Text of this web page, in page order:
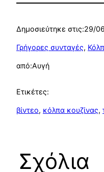
Δημοσιεύτηκε στις:29/
Γρήγορες συνταγές,
από:Αυγή
Ετικέτες:
βίντεο, κόλπα κουζίνας,
Σχόλια